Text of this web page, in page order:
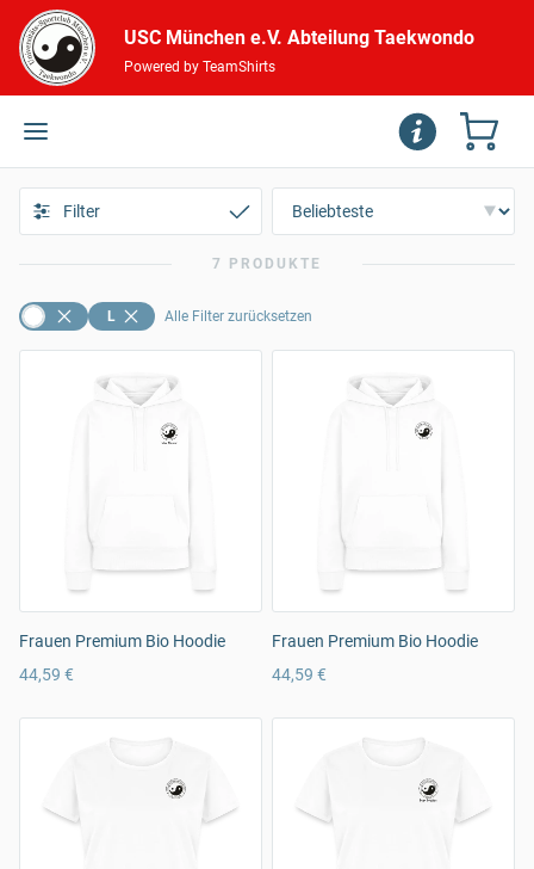
USC München e.V. Abteilung Taekwondo
Powered by TeamShirts
Filter
7 PRODUKTE
L Alle Filter zurücksetzen
Frauen Premium Bio Hoodie
44,59 €
Frauen Premium Bio Hoodie
44,59 €